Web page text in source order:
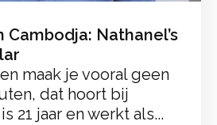
Cambodja: Nathanel’s
maak je vooral geen
dat hoort bij
21 jaar en werkt als...